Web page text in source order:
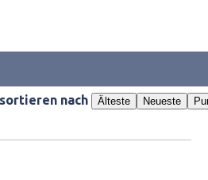
nach Älteste Neueste